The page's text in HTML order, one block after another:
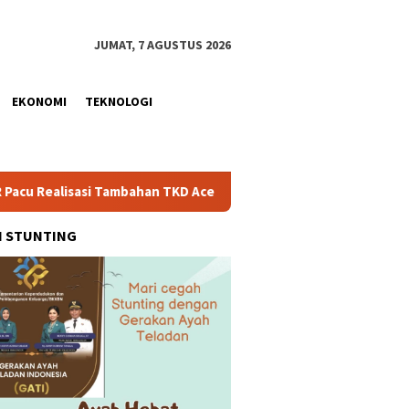
JUMAT, 7 AGUSTUS 2026
EKONOMI TEKNOLOGI
Tambahan TKD Aceh Rp1,65 Triliun, Pastikan Transparan dan
STUNTING